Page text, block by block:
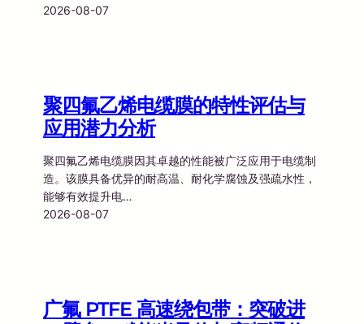
2026-08-07
聚四氟乙烯电缆膜的特性评估与
应用潜力分析
聚四氟乙烯电缆膜因其卓越的性能被广泛应用于电缆制
造。该膜具备优异的耐高温、耐化学腐蚀及强疏水性，
能够有效提升电…
2026-08-07
广氟 PTFE 高速绕包带：突破进